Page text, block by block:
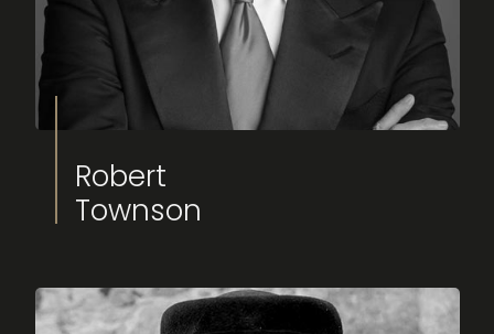
Robert
Townson